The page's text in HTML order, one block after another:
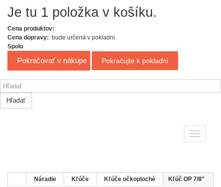
Je tu 1 položka v košíku.
Cena dopravy:
bude určená v pokladni
Pokračovať v nákupe
Hľadať
Toggle
Náradie Kľúče Kľúče očkoploché
Kľúč OP 7/8"
SATA